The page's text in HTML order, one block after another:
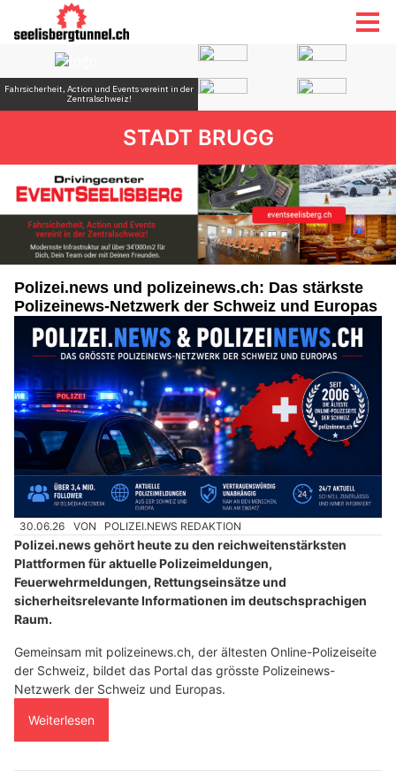
STADT BRUGG
Polizei.news und polizeinews.ch: Das stärkste
Polizeinews-Netzwerk der Schweiz und Europas
30.06.26 VON POLIZEI.NEWS REDAKTION
Polizei.news gehört heute zu den reichweitenstärksten
Plattformen für aktuelle Polizeimeldungen,
Feuerwehrmeldungen, Rettungseinsätze und
sicherheitsrelevante Informationen im deutschsprachigen
Raum.
Gemeinsam mit polizeinews.ch, der ältesten Online-Polizeiseite
der Schweiz, bildet das Portal das grösste Polizeinews-
Netzwerk der Schweiz und Europas.
Weiterlesen